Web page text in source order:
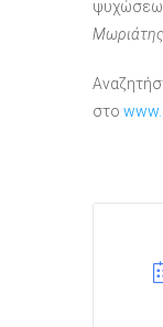
Μωριάτης
στο